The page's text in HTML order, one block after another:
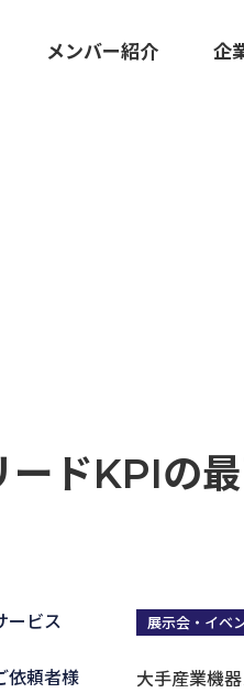
制作
メンバー紹介 企
ードKPIの
ービス 展示会・イベ
依頼者様 大手産業機